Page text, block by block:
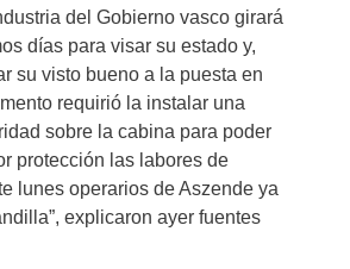
del Gobierno vasco girará
días para visar su estado y,
su visto bueno a la puesta en
requirió la instalar una
sobre la cabina para poder
protección las labores de
lunes operarios de Aszende ya
explicaron ayer fuentes